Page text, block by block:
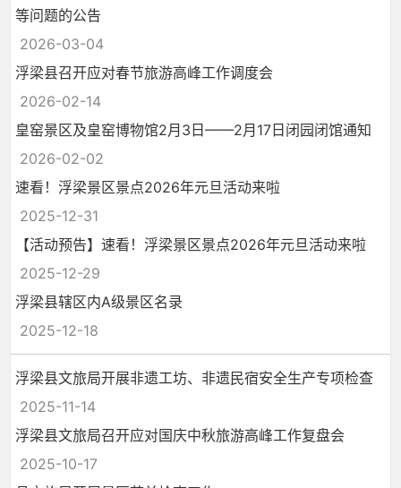
等问题的公告
2026-03-04
浮梁县召开应对春节旅游高峰工作调度会
2026-02-14
皇窑景区及皇窑博物馆2月3日——2月17日闭园闭馆通知
2026-02-02
速看！浮梁景区景点2026年元旦活动来啦
2025-12-31
【活动预告】速看！浮梁景区景点2026年元旦活动来啦
2025-12-29
浮梁县辖区内A级景区名录
2025-12-18
浮梁县文旅局开展非遗工坊、非遗民宿安全生产专项检查
2025-11-14
浮梁县文旅局召开应对国庆中秋旅游高峰工作复盘会
2025-10-17